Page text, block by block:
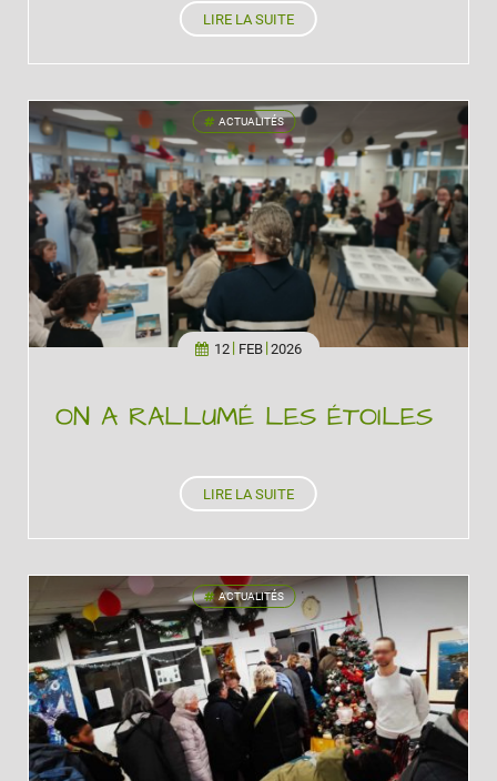
LIRE LA SUITE
ACTUALITÉS '
12 FEB 2026
ON A RALLUMÉ LES ÉTOILES
LIRE LA SUITE
ACTUALITÉS '